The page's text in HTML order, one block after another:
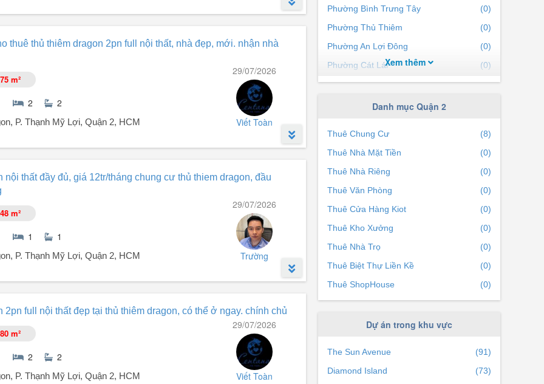
Giai, Thạnh Mỹ Lợi, Quận 2.
thuê thủ thiêm dragon 2pn full nội thất, nhà đẹp, mới. nhận nhà
29/07/2026
Viết Toàn
75 m²
2 2
P. Thạnh Mỹ Lợi, Quận 2, HCM
thất mới, nhà tâm huyết nên rất chăm chút đẹp.
nội thất đầy đủ, giá 12tr/tháng chung cư thủ thiem dragon, đầu
29/07/2026
Trường
48 m²
1 1
P. Thạnh Mỹ Lợi, Quận 2, HCM
2pn full nội thất đẹp tại thủ thiêm dragon, có thể ở ngay. chính chủ
29/07/2026
Viết Toàn
80 m²
2 2
P. Thạnh Mỹ Lợi, Quận 2, HCM
Phường Bình Trưng Tây
(0)
Phường Thủ Thiêm
(0)
Phường An Lợi Đông
(0)
Phường Cát Lái
(0)
Phường Bình Khánh
(0)
Phường Bình Trưng Đông
Xem thêm
Danh mục Quận 2
Thuê Chung Cư
(8)
Thuê Nhà Mặt Tiền
(0)
Thuê Nhà Riêng
(0)
Thuê Văn Phòng
(0)
Thuê Cửa Hàng Kiot
(0)
Thuê Kho Xưởng
(0)
Thuê Nhà Trọ
(0)
Thuê Biệt Thự Liền Kề
(0)
Thuê ShopHouse
(0)
Dự án trong khu vực
The Sun Avenue
(91)
Diamond Island
(73)